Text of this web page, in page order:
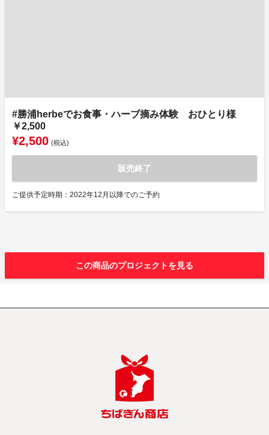
#勝浦herbeでお食事・ハーブ摘み体験 おひとり様
￥2,500
¥2,500 (税込)
販売終了
ご提供予定時期：2022年12月以降でのご予約
この商品のプロジェクトを見る